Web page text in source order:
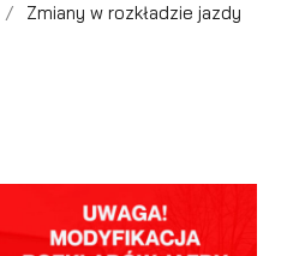
Zmiany w rozkładzie jazdy